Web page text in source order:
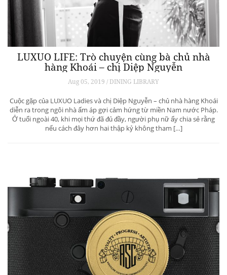
LUXUO LIFE: Trò chuyện cùng bà chủ nhà
hàng Khoái – chị Diệp Nguyễn
Aug 05, 2019 / DINING LIBRARY
Cuộc gặp của LUXUO Ladies và chị Diệp Nguyễn – chủ nhà hàng Khoái
diễn ra trong ngôi nhà ấm áp gợi cảm hứng từ miền Nam nước Pháp.
Ở tuổi ngoài 40, khi mọi thứ đã đủ đầy, người phụ nữ ấy chia sẻ rằng
nếu cách đây hơn hai thập kỷ không tham […]